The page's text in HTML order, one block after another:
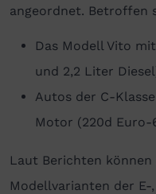
angeordnet. Betroffen
Das Modell Vito
und 2,2 Liter
Autos der C-
Motor (220d Euro-
Laut Berichten
Modellvarianten der